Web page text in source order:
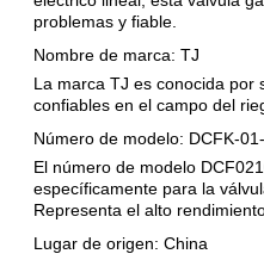
problemas y fiable.
Nombre de marca: TJ
La marca TJ es conocida por
confiables en el campo del
Número de modelo: DCFK-
El número de modelo
específicamente para la
Representa el alto
Lugar de origen: China